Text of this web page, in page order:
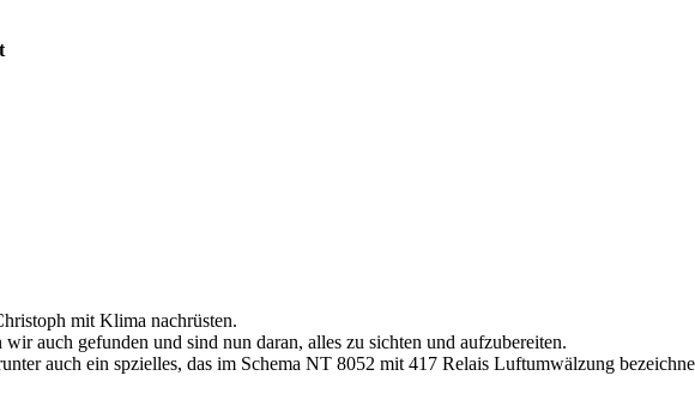
mit Klima nachrüsten.
auch gefunden und sind nun daran, alles zu sichten und aufzubereiten.
auch ein spzielles, das im Schema NT 8052 mit 417 Relais Luftumwälzung